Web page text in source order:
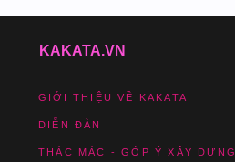
KAKATA.VN
GIỚI THIỆU VỀ KAKATA
DIỄN ĐÀN
THẮC MẮC - GÓP Ý XÂY DỰNG